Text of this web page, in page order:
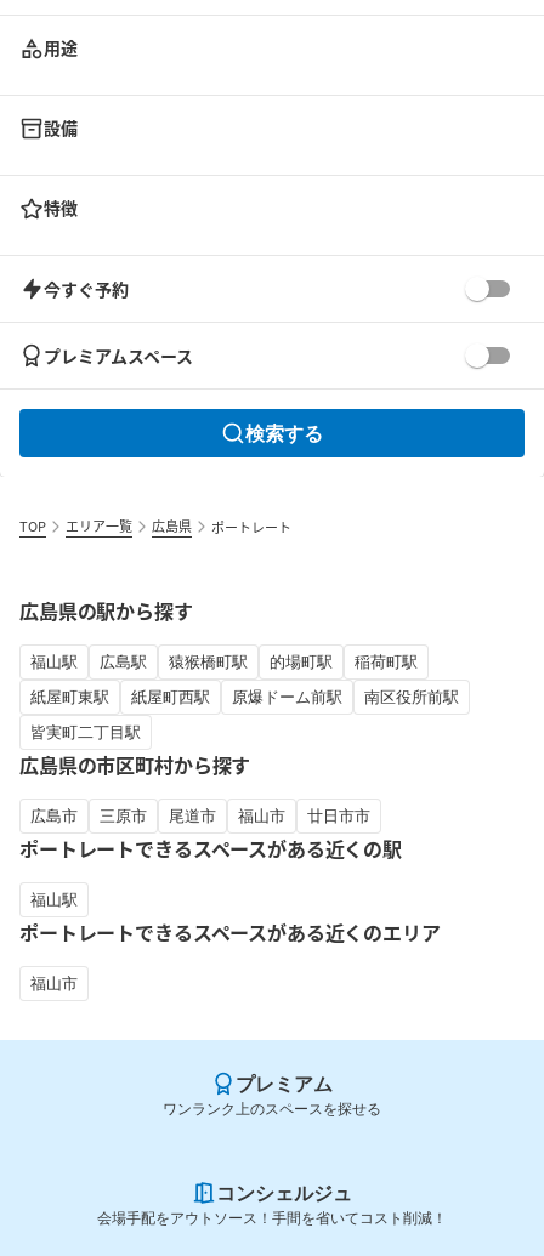
用途
設備
特徴
今すぐ予約
プレミアムスペース
検索する
TOP エリア一覧 広島県 ポートレート
広島県の駅から探す
福山駅 広島駅 猿猴橋町駅 的場町駅
稲荷町駅
紙屋町東駅
紙屋町西駅 原爆ドーム前駅
南区役所前駅
皆実町二丁目駅
広島県の市区町村から探す
広島市 三原市 尾道市 福山市 廿日市市
ポートレートできるスペースがある近くの駅
福山駅
ポートレートできるスペースがある近くのエリア
福山市
プレミアム
ワンランク上のスペースを探せる
コンシェルジュ
会場手配をアウトソース！手間を省いてコスト削減！